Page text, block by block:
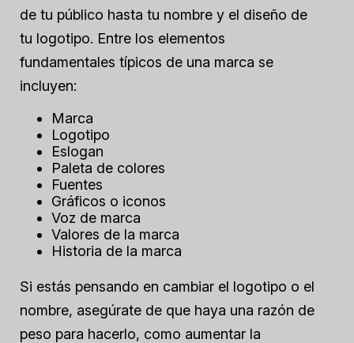
de tu público hasta tu nombre y el diseño de
tu logotipo. Entre los elementos
fundamentales típicos de una marca se
incluyen:
Marca
Logotipo
Eslogan
Paleta de colores
Fuentes
Gráficos o iconos
Voz de marca
Valores de la marca
Historia de la marca
Si estás pensando en cambiar el logotipo o el
nombre, asegúrate de que haya una razón de
peso para hacerlo, como aumentar la